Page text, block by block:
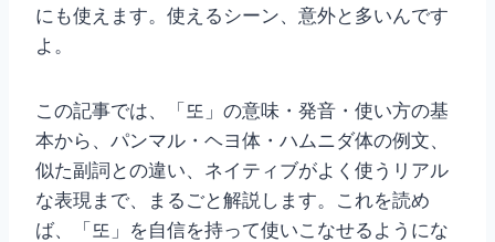
にも使えます。使えるシーン、意外と多いんです
よ。
この記事では、「또」の意味・発音・使い方の基
本から、パンマル・ヘヨ体・ハムニダ体の例文、
似た副詞との違い、ネイティブがよく使うリアル
な表現まで、まるごと解説します。これを読め
ば、「또」を自信を持って使いこなせるようにな